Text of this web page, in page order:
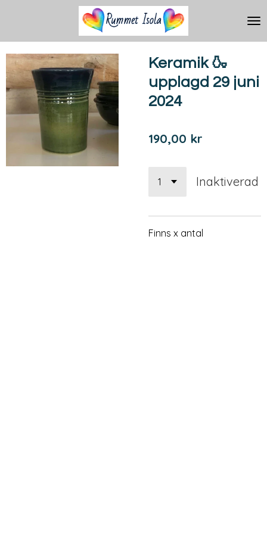
huvudinnehållet
Keramik 🍶
upplagd 29 juni
2024
190,00 kr
Inaktiverad
Finns x antal